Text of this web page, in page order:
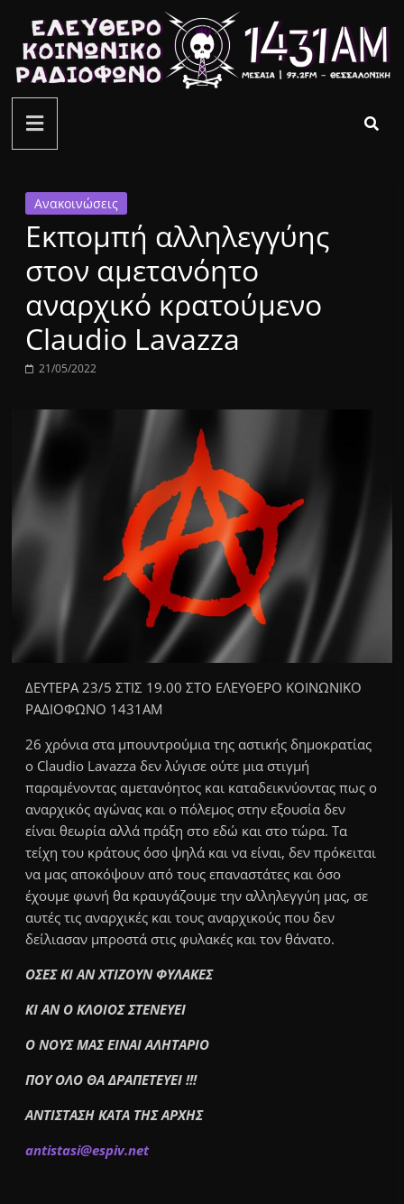
περιεχόμενο
ελεύθερο
κοινωνικό
ραδιόφωνο
1431AM
Ανακοινώσεις
Εκπομπή αλληλεγγύης
στον αμετανόητο
αναρχικό κρατούμενο
Claudio Lavazza
21/05/2022
ΔΕΥΤΕΡΑ 23/5 ΣΤΙΣ 19.00 ΣΤΟ ΕΛΕΥΘΕΡΟ ΚΟΙΝΩΝΙΚΟ
ΡΑΔΙΟΦΩΝΟ 1431ΑΜ
26 χρόνια στα μπουντρούμια της αστικής δημοκρατίας
ο Claudio Lavazza δεν λύγισε ούτε μια στιγμή
παραμένοντας αμετανόητος και καταδεικνύοντας πως ο
αναρχικός αγώνας και ο πόλεμος στην εξουσία δεν
είναι θεωρία αλλά πράξη στο εδώ και στο τώρα. Tα
τείχη του κράτους όσο ψηλά και να είναι, δεν πρόκειται
να μας αποκόψουν από τους επαναστάτες και όσο
έχουμε φωνή θα κραυγάζουμε την αλληλεγγύη μας, σε
αυτές τις αναρχικές και τους αναρχικούς που δεν
δείλιασαν μπροστά στις φυλακές και τον θάνατο.
ΟΣΕΣ ΚΙ ΑΝ ΧΤΙΖΟΥΝ ΦΥΛΑΚΕΣ
ΚΙ ΑΝ Ο ΚΛΟΙΟΣ ΣΤΕΝΕΥΕΙ
Ο ΝΟΥΣ ΜΑΣ ΕΙΝΑΙ ΑΛΗΤΑΡΙΟ
ΠΟΥ ΟΛΟ ΘΑ ΔΡΑΠΕΤΕΥΕΙ !!!
ΑΝΤΙΣΤΑΣΗ ΚΑΤΑ ΤΗΣ ΑΡΧΗΣ
antistasi@espiv.net